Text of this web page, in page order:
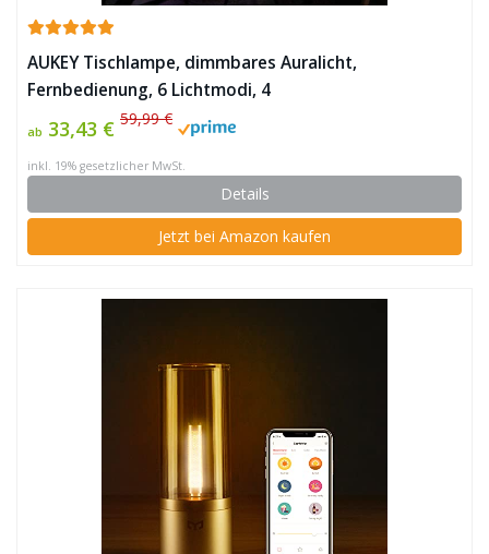
AUKEY Tischlampe, dimmbares Auralicht,
Fernbedienung, 6 Lichtmodi, 4
Lichtgeschwindigkeiten und Memory-Funktion ✪
ab 33,43 € 59,99 €
inkl. 19% gesetzlicher MwSt.
Details
Jetzt bei Amazon kaufen